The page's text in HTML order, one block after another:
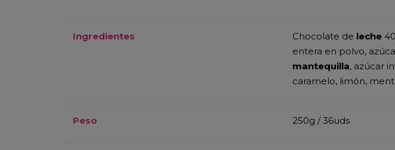
Ingredientes Chocolate de leche
entera en polvo,
mantequilla, azúcar
caramelo, limón,
Peso 250g / 36uds